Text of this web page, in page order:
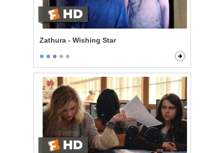
Zathura - Wishing Star